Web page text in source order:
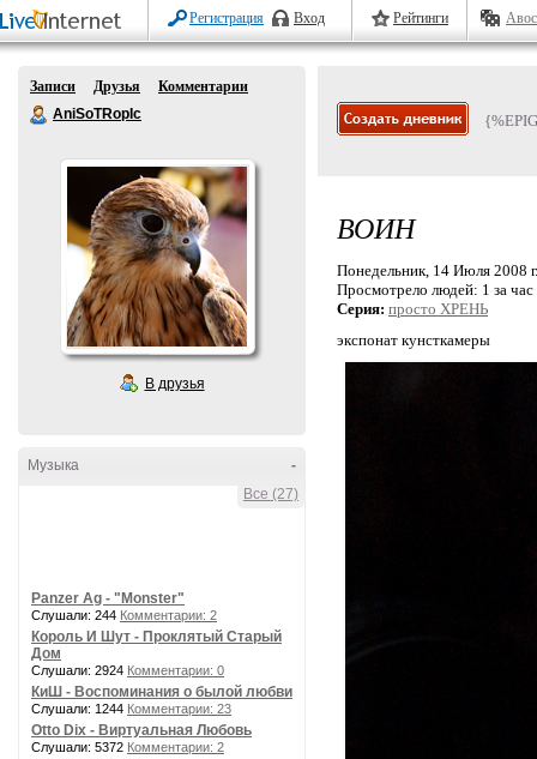
Регистрация Вход Рейтинги
Записи Друзья
Комментарии
AniSoTRopIc
В друзья
-
Музыка
Все (27)
Panzer Ag - "Monster"
Слушали: 244 Комментарии: 2
Король И Шут - Проклятый Старый
Дом
Слушали: 2924 Комментарии: 0
КиШ - Воспоминания о былой любви
Слушали: 1244 Комментарии: 23
Otto Dix - Виртуальная Любовь
Слушали: 5372 Комментарии: 2
ВОИН
Понедельник, 14 Июля 2008
Просмотрело людей: 1 за
Серия: просто ХРЕНЬ
экспонат кунсткамеры